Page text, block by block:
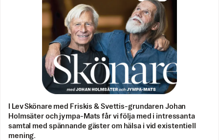
I Lev Skönare med Friskis & Svettis-grundaren Johan
Holmsäter och jympa-Mats får vi följa med i intressanta
samtal med spännande gäster om hälsa i vid existentiell
mening.